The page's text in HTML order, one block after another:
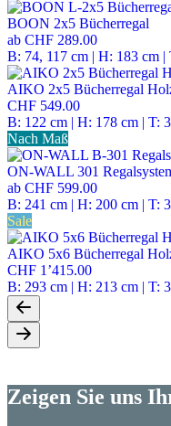
BOON 2x5 Bücherregal
ab CHF 289.00
B: 74, 117 cm | H: 183 cm |
AIKO 2x5 Bücherregal
CHF 549.00
B: 122 cm | H: 178 cm | T:
Nach Maß
ON-WALL 301
ab CHF 599.00
B: 241 cm | H: 200 cm | T:
Sale
AIKO 5x6 Bücherregal
CHF 1’415.00
B: 293 cm | H: 213 cm | T:
Zeigen Sie uns